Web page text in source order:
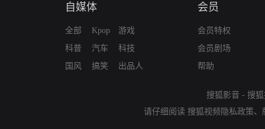
自媒体
全部
科普
国风
Kpop
汽车
搞笑
游戏
科技
出品人
会员
会员特权
会员剧场
帮助
搜狐影音 - 搜
请仔细阅读 搜狐视频隐私政策、